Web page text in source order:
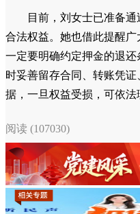
目前，刘女士已准备
合法权益。她也借此提醒广
一定要明确约定押金的退
时妥善留存合同、转账凭
据，一旦权益受损，可依法
阅读 (107030)